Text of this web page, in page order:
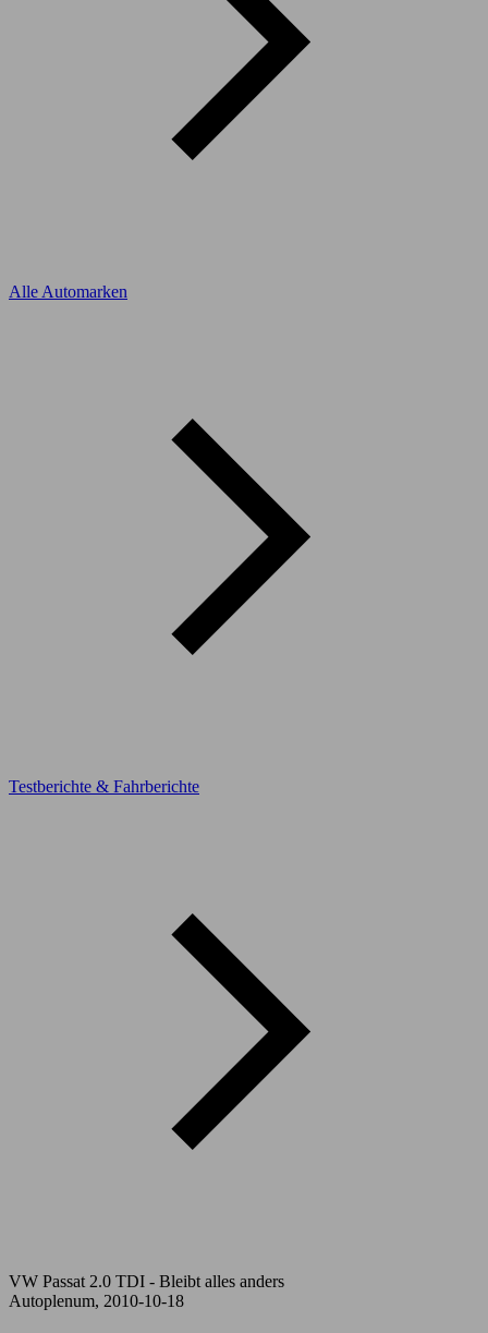
Alle Automarken
Testberichte & Fahrberichte
VW Passat 2.0 TDI - Bleibt alles anders
Autoplenum, 2010-10-18